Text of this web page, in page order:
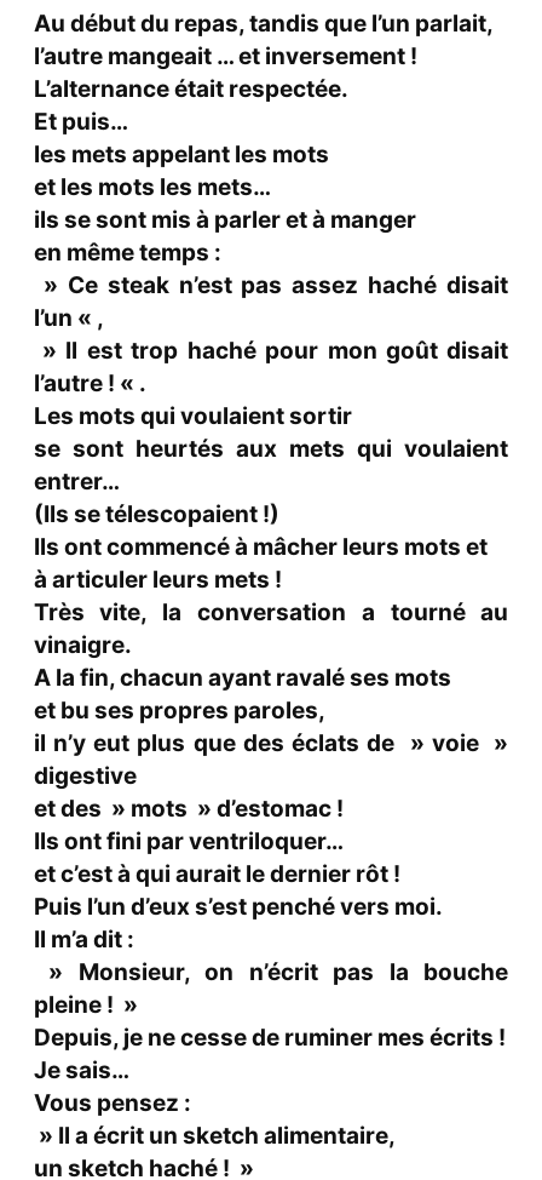
Au début du repas, tandis que l’un parlait,
l’autre mangeait … et inversement !
L’alternance était respectée.
Et puis…
les mets appelant les mots
et les mots les mets…
ils se sont mis à parler et à manger
en même temps :
» Ce steak n’est pas assez haché disait
l’un « ,
» Il est trop haché pour mon goût disait
l’autre ! « .
Les mots qui voulaient sortir
se sont heurtés aux mets qui voulaient
entrer…
(Ils se télescopaient !)
Ils ont commencé à mâcher leurs mots et
à articuler leurs mets !
Très vite, la conversation a tourné au
vinaigre.
A la fin, chacun ayant ravalé ses mots
et bu ses propres paroles,
il n’y eut plus que des éclats de » voie »
digestive
et des » mots » d’estomac !
Ils ont fini par ventriloquer…
et c’est à qui aurait le dernier rôt !
Puis l’un d’eux s’est penché vers moi.
Il m’a dit :
» Monsieur, on n’écrit pas la bouche
pleine ! »
Depuis, je ne cesse de ruminer mes écrits !
Je sais…
Vous pensez :
» Il a écrit un sketch alimentaire,
un sketch haché ! »